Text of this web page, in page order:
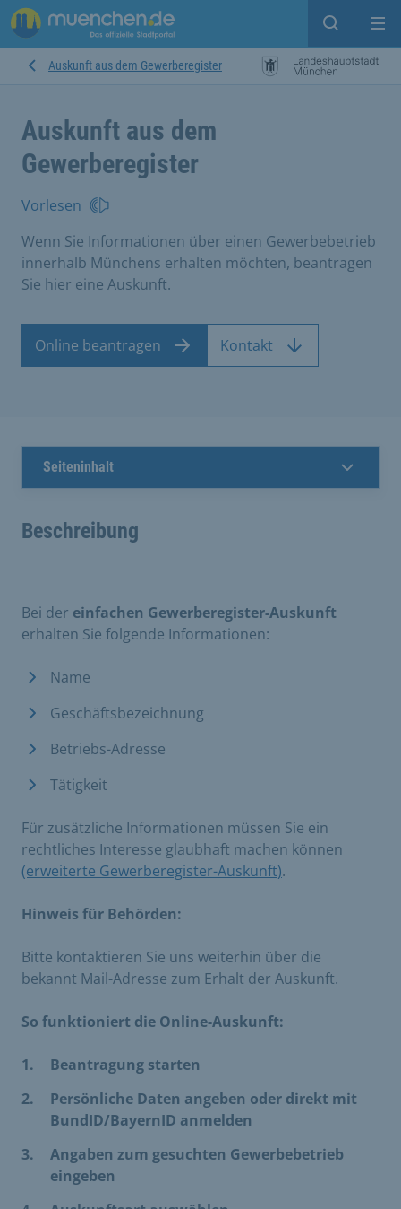
Suche
Auskunft aus dem Gewerberegister
Auskunft aus dem
Gewerberegister
Vorlesen
Wenn Sie Informationen über einen Gewerbebetrieb
innerhalb Münchens erhalten möchten, beantragen
Sie hier eine Auskunft.
Online beantragen Kontakt
Seiteninhalt
Beschreibung
Bei der einfachen Gewerberegister-Auskunft
erhalten Sie folgende Informationen:
Name
Geschäftsbezeichnung
Betriebs-Adresse
Tätigkeit
Für zusätzliche Informationen müssen Sie ein
rechtliches Interesse glaubhaft machen können
(erweiterte Gewerberegister-Auskunft).
Hinweis für Behörden:
Bitte kontaktieren Sie uns weiterhin über die
bekannt Mail-Adresse zum Erhalt der Auskunft.
So funktioniert die Online-Auskunft:
Beantragung starten
Persönliche Daten angeben oder direkt mit
BundID/BayernID anmelden
Angaben zum gesuchten Gewerbebetrieb
eingeben